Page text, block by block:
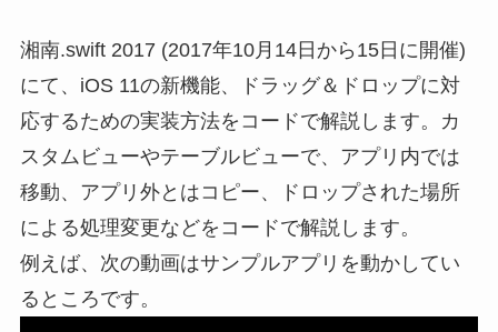
湘南.swift 2017 (2017年10月14日から15日に開催)
にて、iOS 11の新機能、ドラッグ＆ドロップに対
応するための実装方法をコードで解説します。カ
スタムビューやテーブルビューで、アプリ内では
移動、アプリ外とはコピー、ドロップされた場所
による処理変更などをコードで解説します。
例えば、次の動画はサンプルアプリを動かしてい
るところです。